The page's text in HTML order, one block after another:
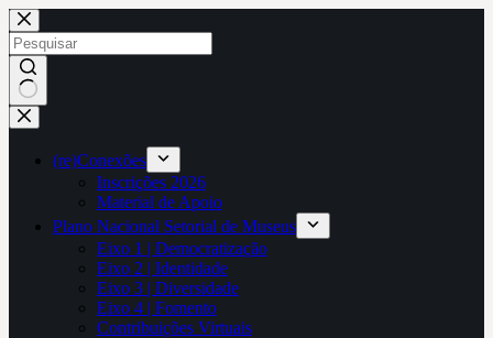
Pular
para
o
conteúdo
Sem
resultados
(re)Conexões
Inscrições 2026
Material de Apoio
Plano Nacional Setorial de Museus
Eixo 1 | Democratização
Eixo 2 | Identidade
Eixo 3 | Diversidade
Eixo 4 | Fomento
Contribuições Virtuais